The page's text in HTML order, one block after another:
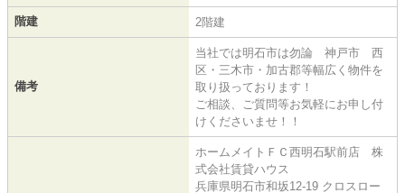
階建 2階建
備考
当社では明石市は勿論 神戸市 西
区・三木市・加古郡等幅広く物件を
取り扱っております！
ご相談、ご質問等お気軽にお申し付
けくださいませ！！
ホームメイトＦＣ西明石駅前店 株
式会社賃貸ハウス
兵庫県明石市和坂12-19 クロスロー